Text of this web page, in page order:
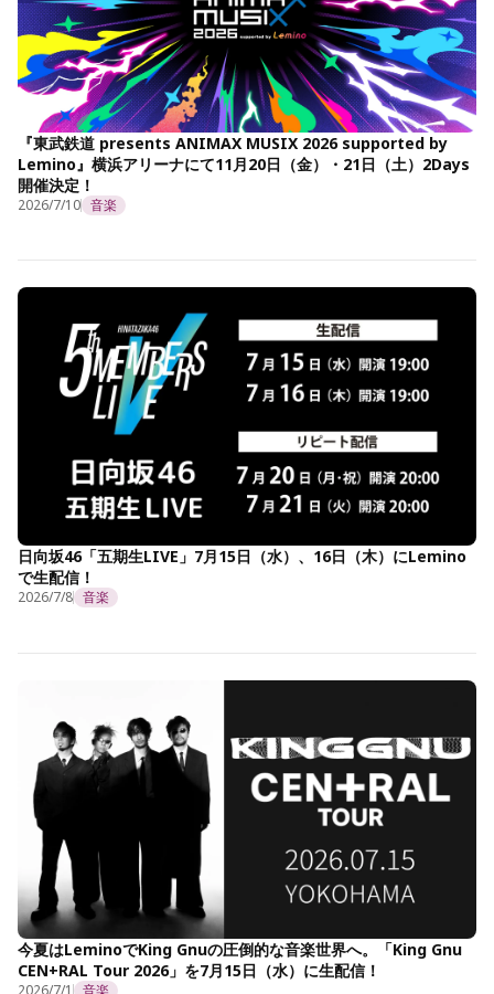
『東武鉄道 presents ANIMAX MUSIX 2026 supported by
Lemino』横浜アリーナにて11月20日（金）・21日（土）2Days
開催決定！
2026/7/10 音楽
日向坂46「五期生LIVE」7月15日（水）、16日（木）にLemino
で生配信！
2026/7/8 音楽
今夏はLeminoでKing Gnuの圧倒的な音楽世界へ。「King Gnu
CEN+RAL Tour 2026」を7月15日（水）に生配信！
2026/7/1 音楽